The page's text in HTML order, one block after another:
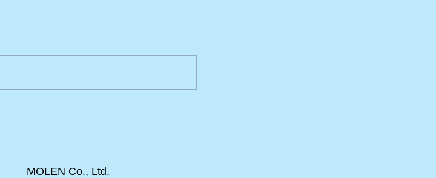
MOLEN Co., Ltd.